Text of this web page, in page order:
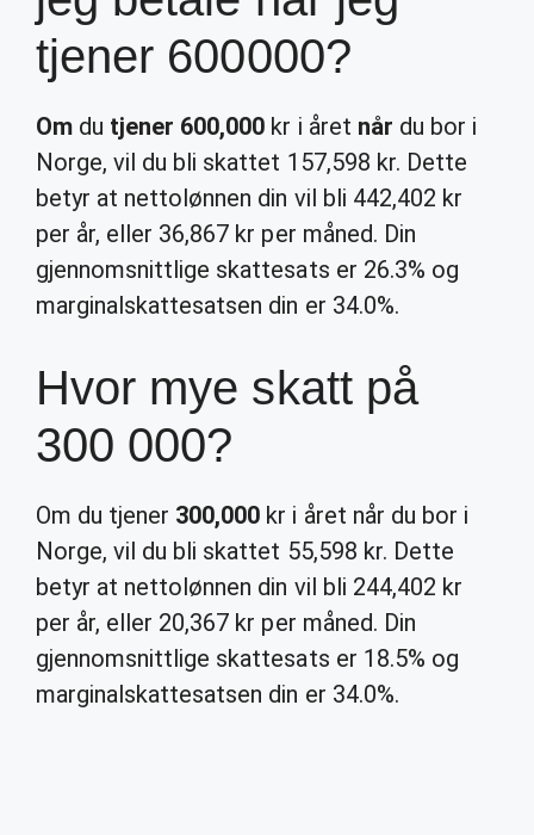
tjener 600000?
Om du tjener 600,000 kr i året når du bor i
Norge, vil du bli skattet 157,598 kr. Dette
betyr at nettolønnen din vil bli 442,402 kr
per år, eller 36,867 kr per måned. Din
gjennomsnittlige skattesats er 26.3% og
marginalskattesatsen din er 34.0%.
Hvor mye skatt på
300 000?
Om du tjener 300,000 kr i året når du bor i
Norge, vil du bli skattet 55,598 kr. Dette
betyr at nettolønnen din vil bli 244,402 kr
per år, eller 20,367 kr per måned. Din
gjennomsnittlige skattesats er 18.5% og
marginalskattesatsen din er 34.0%.